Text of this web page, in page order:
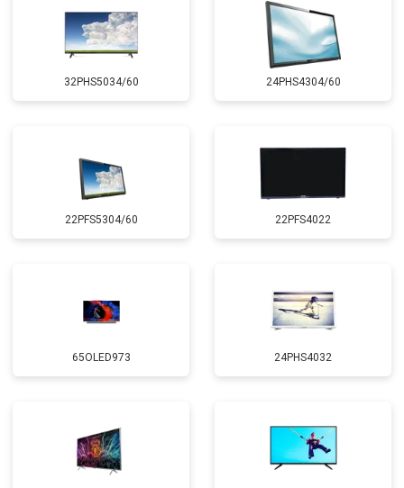
32PHS5034/60 24PHS4304/60
22PFS5304/60 22PFS4022
65OLED973 24PHS4032